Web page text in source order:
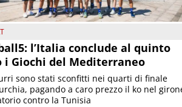
l’Italia conclude al quinto
i Giochi del Mediterraneo
sono stati sconfitti nei quarti di finale
pagando a caro prezzo il ko nel
contro la Tunisia